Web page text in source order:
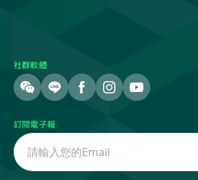
社群軟體
訂閱電子報